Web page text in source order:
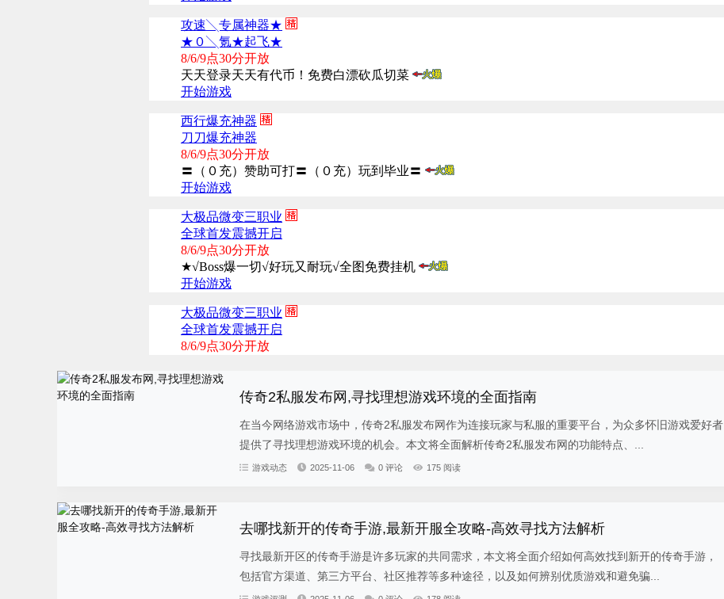
传奇2私服发布网,寻找理想游戏环境的全面指南
在当今网络游戏市场中，传奇2私服发布网作为连接玩家与私服的重要平台，为众多怀旧游戏爱好者
提供了寻找理想游戏环境的机会。本文将全面解析传奇2私服发布网的功能特点、...
游戏动态 2025-11-06 0 评论 175 阅读
去哪找新开的传奇手游,最新开服全攻略-高效寻找方法解析
寻找最新开区的传奇手游是许多玩家的共同需求，本文将全面介绍如何高效找到新开的传奇手游，
包括官方渠道、第三方平台、社区推荐等多种途径，以及如何辨别优质游戏和避免骗...